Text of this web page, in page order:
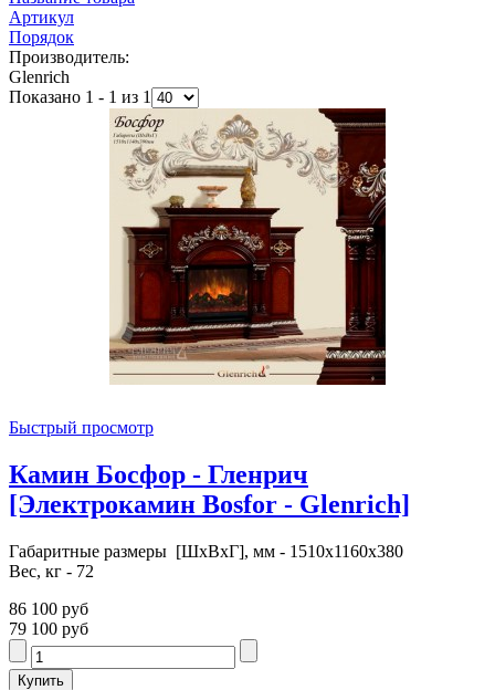
Артикул
Порядок
Производитель:
Glenrich
Показано 1 - 1 из 1
Быстрый просмотр
Камин Босфор - Гленрич
[Электрокамин Bosfor - Glenrich]
Габаритные размеры [ШxВxГ], мм - 1510x1160x380
Вес, кг - 72
86 100 руб
79 100 руб